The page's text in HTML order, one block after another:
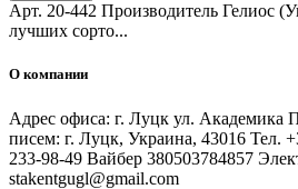
Арт. 20-442 Производитель Гелиос
лучших сорто...
О компании
Адрес офиса: г. Луцк ул. Академика
писем: г. Луцк, Украина, 43016 Тел.
233-98-49 Вайбер 380503784857
stakentgugl@gmail.com